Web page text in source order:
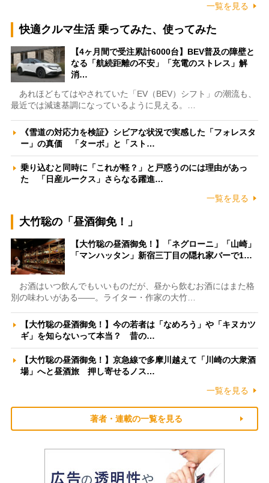
一覧を見る
快適クルマ生活 乗ってみた、使ってみた
【4ヶ月間で受注累計6000台】BEV普及の障壁と
なる「航続距離の不安」「充電のストレス」解
消…
あれほどもてはやされていた「EV（BEV）シフト」の潮流も、
最近では減速基調になっているように見える。…
《雪道の対応力を検証》シビアな状況で実感した「フォレスタ
ー」の真価 「ターボ」と「スト…
乗り込むと同時に「これが軽？」と戸惑うのには理由があっ
た 「日産ルークス」さらなる躍進…
一覧を見る
大竹聡の「昼酒御免！」
【大竹聡の昼酒御免！】「ネグローニ」「山崎」
「マンハッタン」新宿三丁目の隠れ家バーで1…
お酒はいつ飲んでもいいものだが、昼から飲むお酒にはまた格
別の味わいがある――。ライター・作家の大竹…
【大竹聡の昼酒御免！】今の若者は「なめろう」や「キヌカツ
ギ」を知らないって本当？ 昔の…
【大竹聡の昼酒御免！】京急線で多摩川越えて「川崎の大衆酒
場」へと昼酒旅 押し寄せるノス…
一覧を見る
著者・連載の一覧を見る